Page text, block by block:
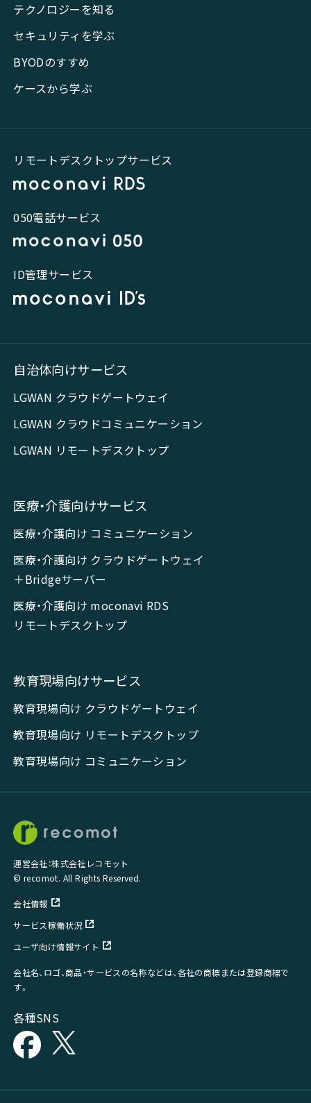
テクノロジーを知る
セキュリティを学ぶ
BYODのすすめ
ケースから学ぶ
リモートデスクトップサービス
050電話サービス
ID管理サービス
自治体向けサービス
LGWAN クラウドゲートウェイ
LGWAN クラウドコミュニケーション
LGWAN リモートデスクトップ
医療・介護向けサービス
医療・介護向け コミュニケーション
医療・介護向け クラウドゲートウェイ
＋Bridgeサーバー
医療・介護向け moconavi RDS
リモートデスクトップ
教育現場向けサービス
教育現場向け クラウドゲートウェイ
教育現場向け リモートデスクトップ
教育現場向け コミュニケーション
運営会社：株式会社レコモット
© recomot. All Rights Reserved.
会社情報
サービス稼働状況
ユーザ向け情報サイト
会社名、ロゴ、商品・サービスの名称などは、各社の商標または登録商標で
す。
各種SNS